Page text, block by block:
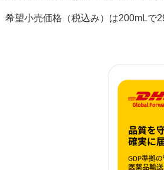
希望小売価格（税込み）は200mLで